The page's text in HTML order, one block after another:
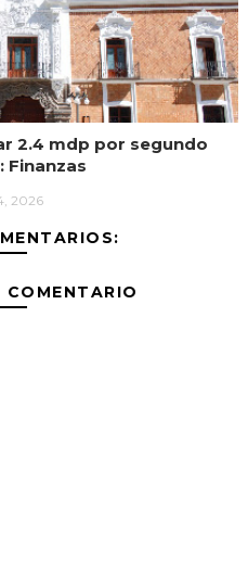
2.4 mdp por segundo
Finanzas
2026
COMENTARIO